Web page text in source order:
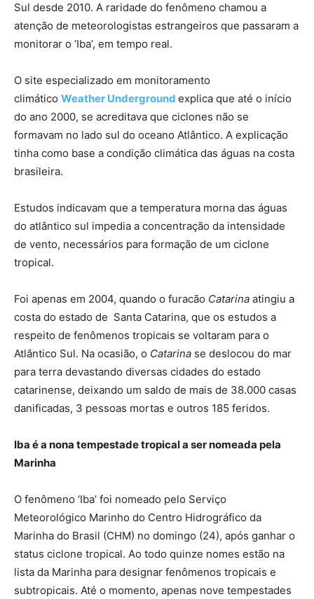
Sul desde 2010. A raridade do fenômeno chamou a
atenção de meteorologistas estrangeiros que passaram a
monitorar o ‘Iba’, em tempo real.
O site especializado em monitoramento
climático Weather Underground explica que até o início
do ano 2000, se acreditava que ciclones não se
formavam no lado sul do oceano Atlântico. A explicação
tinha como base a condição climática das águas na costa
brasileira.
Estudos indicavam que a temperatura morna das águas
do atlântico sul impedia a concentração da intensidade
de vento, necessários para formação de um ciclone
tropical.
Foi apenas em 2004, quando o furacão Catarina atingiu a
costa do estado de Santa Catarina, que os estudos a
respeito de fenômenos tropicais se voltaram para o
Atlântico Sul. Na ocasião, o Catarina se deslocou do mar
para terra devastando diversas cidades do estado
catarinense, deixando um saldo de mais de 38.000 casas
danificadas, 3 pessoas mortas e outros 185 feridos.
Iba é a nona tempestade tropical a ser nomeada pela
Marinha
O fenômeno ‘Iba’ foi nomeado pelo Serviço
Meteorológico Marinho do Centro Hidrográfico da
Marinha do Brasil (CHM) no domingo (24), após ganhar o
status ciclone tropical. Ao todo quinze nomes estão na
lista da Marinha para designar fenômenos tropicais e
subtropicais. Até o momento, apenas nove tempestades